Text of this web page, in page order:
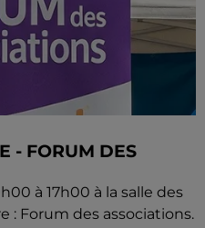
- FORUM DES
à 17h00 à la salle des
: Forum des associations.